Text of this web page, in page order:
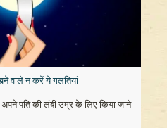
वाले न करें ये गलतियां
पति की लंबी उम्र के लिए किया जाने